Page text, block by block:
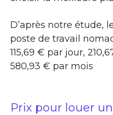
D’après notre étude,
poste de travail
115,69 € par jour,
580,93 € par mois
Prix pour louer